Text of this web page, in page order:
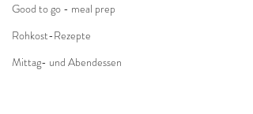
Good to go - meal prep
Rohkost-Rezepte
Mittag- und Abendessen